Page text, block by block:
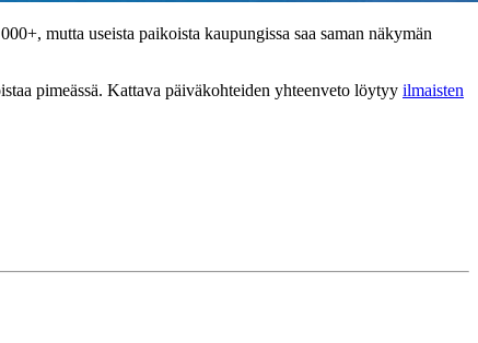
mutta useista paikoista kaupungissa saa saman näkymän
pimeässä. Kattava päiväkohteiden yhteenveto löytyy ilmaisten